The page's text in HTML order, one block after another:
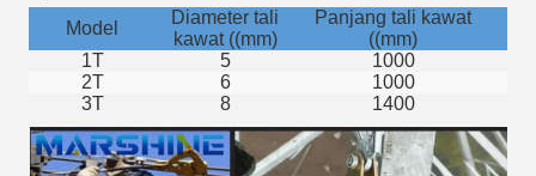
Model
Diameter tali
kawat ((mm)
Panjang tali kawat
((mm)
1T
5 1000
2T
6 1000
3T
8 1400